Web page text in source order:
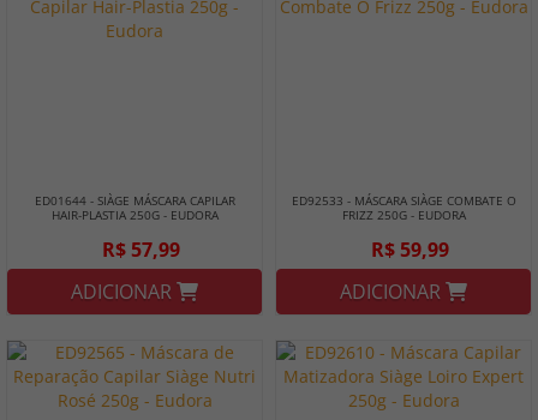
ED01644 - SIÀGE MÁSCARA CAPILAR
HAIR-PLASTIA 250G - EUDORA
R$ 57,99
ADICIONAR
ED92533 - MÁSCARA SIÀGE COMBATE O
FRIZZ 250G - EUDORA
R$ 59,99
ADICIONAR